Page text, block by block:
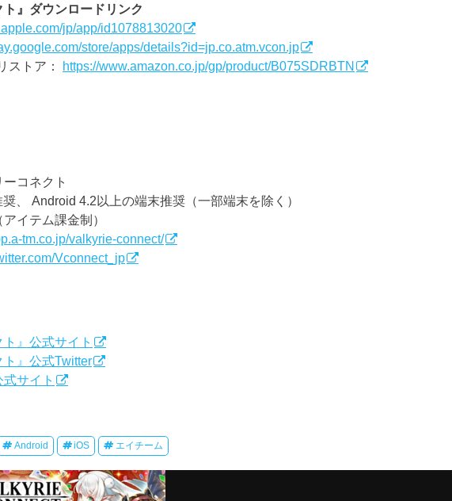
ト』ダウンロードリンク
jp/app/id1078813020
store/apps/details?id=jp.co.atm.vcon.jp
ストア： https://www.amazon.co.jp/gp/product/B075SDRBTN
コネクト
、 Android 4.2以上の端末推奨（一部端末を除く）
イテム課金制）
tm.co.jp/valkyrie-connect/
Vconnect_jp
ト』公式サイト
ト』公式Twitter
サイト
Android iOS エイチーム